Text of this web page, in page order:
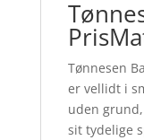
Tønnesen
er vellidt i
uden
sit tydelige